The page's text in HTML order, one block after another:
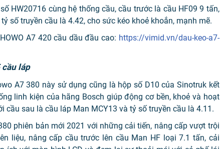
HW20716 cùng hệ thống cầu, cầu trước là cầu HF09 9 tấn,
số truyền cầu là 4.42, cho sức kéo khoẻ khoắn, mạnh mẽ.
A7 420 cầu dầu đầu cao: https://vimid.vn/dau-keo-a7-
cầu láp
A7 380 này sử dụng cũng là hộp số D10 của Sinotruk kết
linh kiện của hãng Bosch giúp động cơ bền, khoẻ và hoạt
cầu sau là cầu láp Man MCY13 và tỷ số truyền cầu là 4.11.
phiên bản mới 2021 với những cải tiến, nâng cấp vượt trội
liệu, nâng cấp cầu trước lên cầu Man HF loại 7.1 tấn, cải